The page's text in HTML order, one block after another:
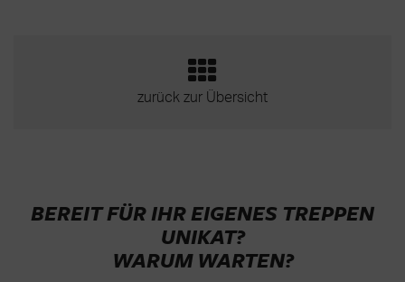
zurück zur Übersicht
BEREIT FÜR IHR EIGENES TREPPEN
UNIKAT?
WARUM WARTEN?